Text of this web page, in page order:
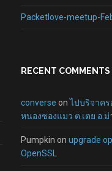
Packetlove-meetup-
RECENT COMMENTS
converse onไปบริจาคร
หนองซองแมว ต.เตย อ.
Pumpkin on upgrade
OpenSSL